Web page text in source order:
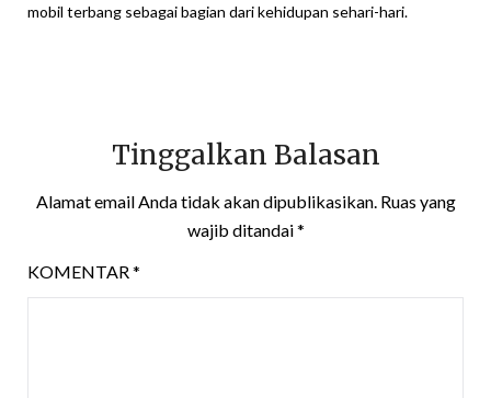
mobil terbang sebagai bagian dari kehidupan sehari-hari.
Tinggalkan Balasan
Alamat email Anda tidak akan dipublikasikan. Ruas yang
wajib ditandai*
KOMENTAR*